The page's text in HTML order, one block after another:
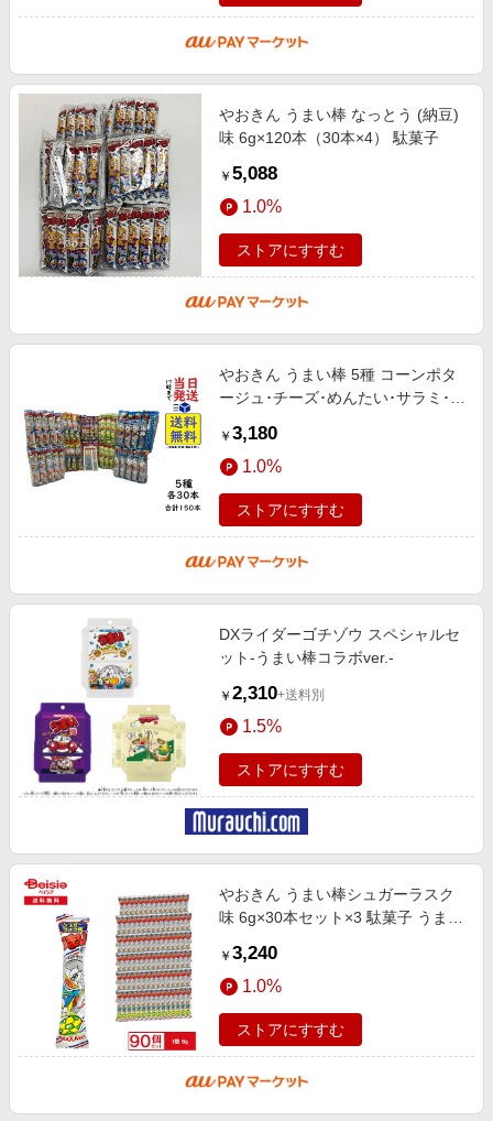
やおきん うまい棒 なっとう (納豆)
味 6g×120本（30本×4） 駄菓子
￥ 5,088
1.0%
ストアにすすむ
やおきん うまい棒 5種 コーンポタ
ージュ･チーズ･めんたい･サラミ･と
味の変更可能性あり）計150本
￥ 3,180
1.0%
ストアにすすむ
DXライダーゴチゾウ スペシャルセ
ット-うまい棒コラボver.-
￥ 2,310+送料別
1.5%
ストアにすすむ
やおきん うまい棒シュガーラスク
味 6g×30本セット×3 駄菓子 うまい
レトロ スナック菓子 日本の
￥ 3,240
1.0%
ストアにすすむ